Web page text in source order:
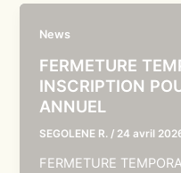
News
FERMETURE
INSCRIPTION
ANNUEL
SEGOLENE R. / 24 avril
FERMETURE